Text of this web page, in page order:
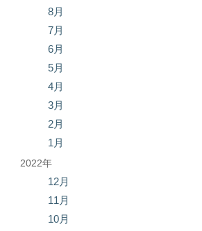
8月
7月
6月
5月
4月
3月
2月
1月
2022年
12月
11月
10月